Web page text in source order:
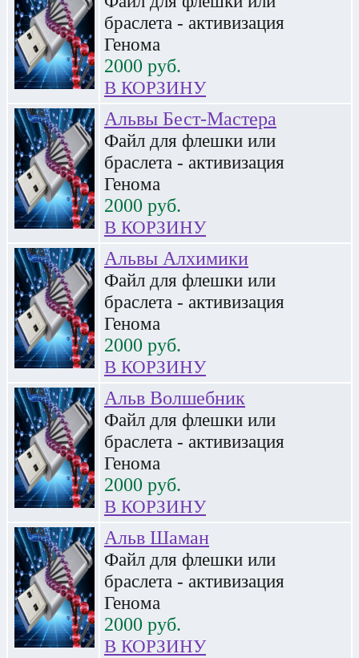
браслета - активизация
Генома
2000 руб.
В КОРЗИНУ
Альвы Бест-Мастера
Файл для флешки или
браслета - активизация
Генома
2000 руб.
В КОРЗИНУ
Альвы Алхимики
Файл для флешки или
браслета - активизация
Генома
2000 руб.
В КОРЗИНУ
Альв Волшебник
Файл для флешки или
браслета - активизация
Генома
2000 руб.
В КОРЗИНУ
Альв Шаман
Файл для флешки или
браслета - активизация
Генома
2000 руб.
В КОРЗИНУ